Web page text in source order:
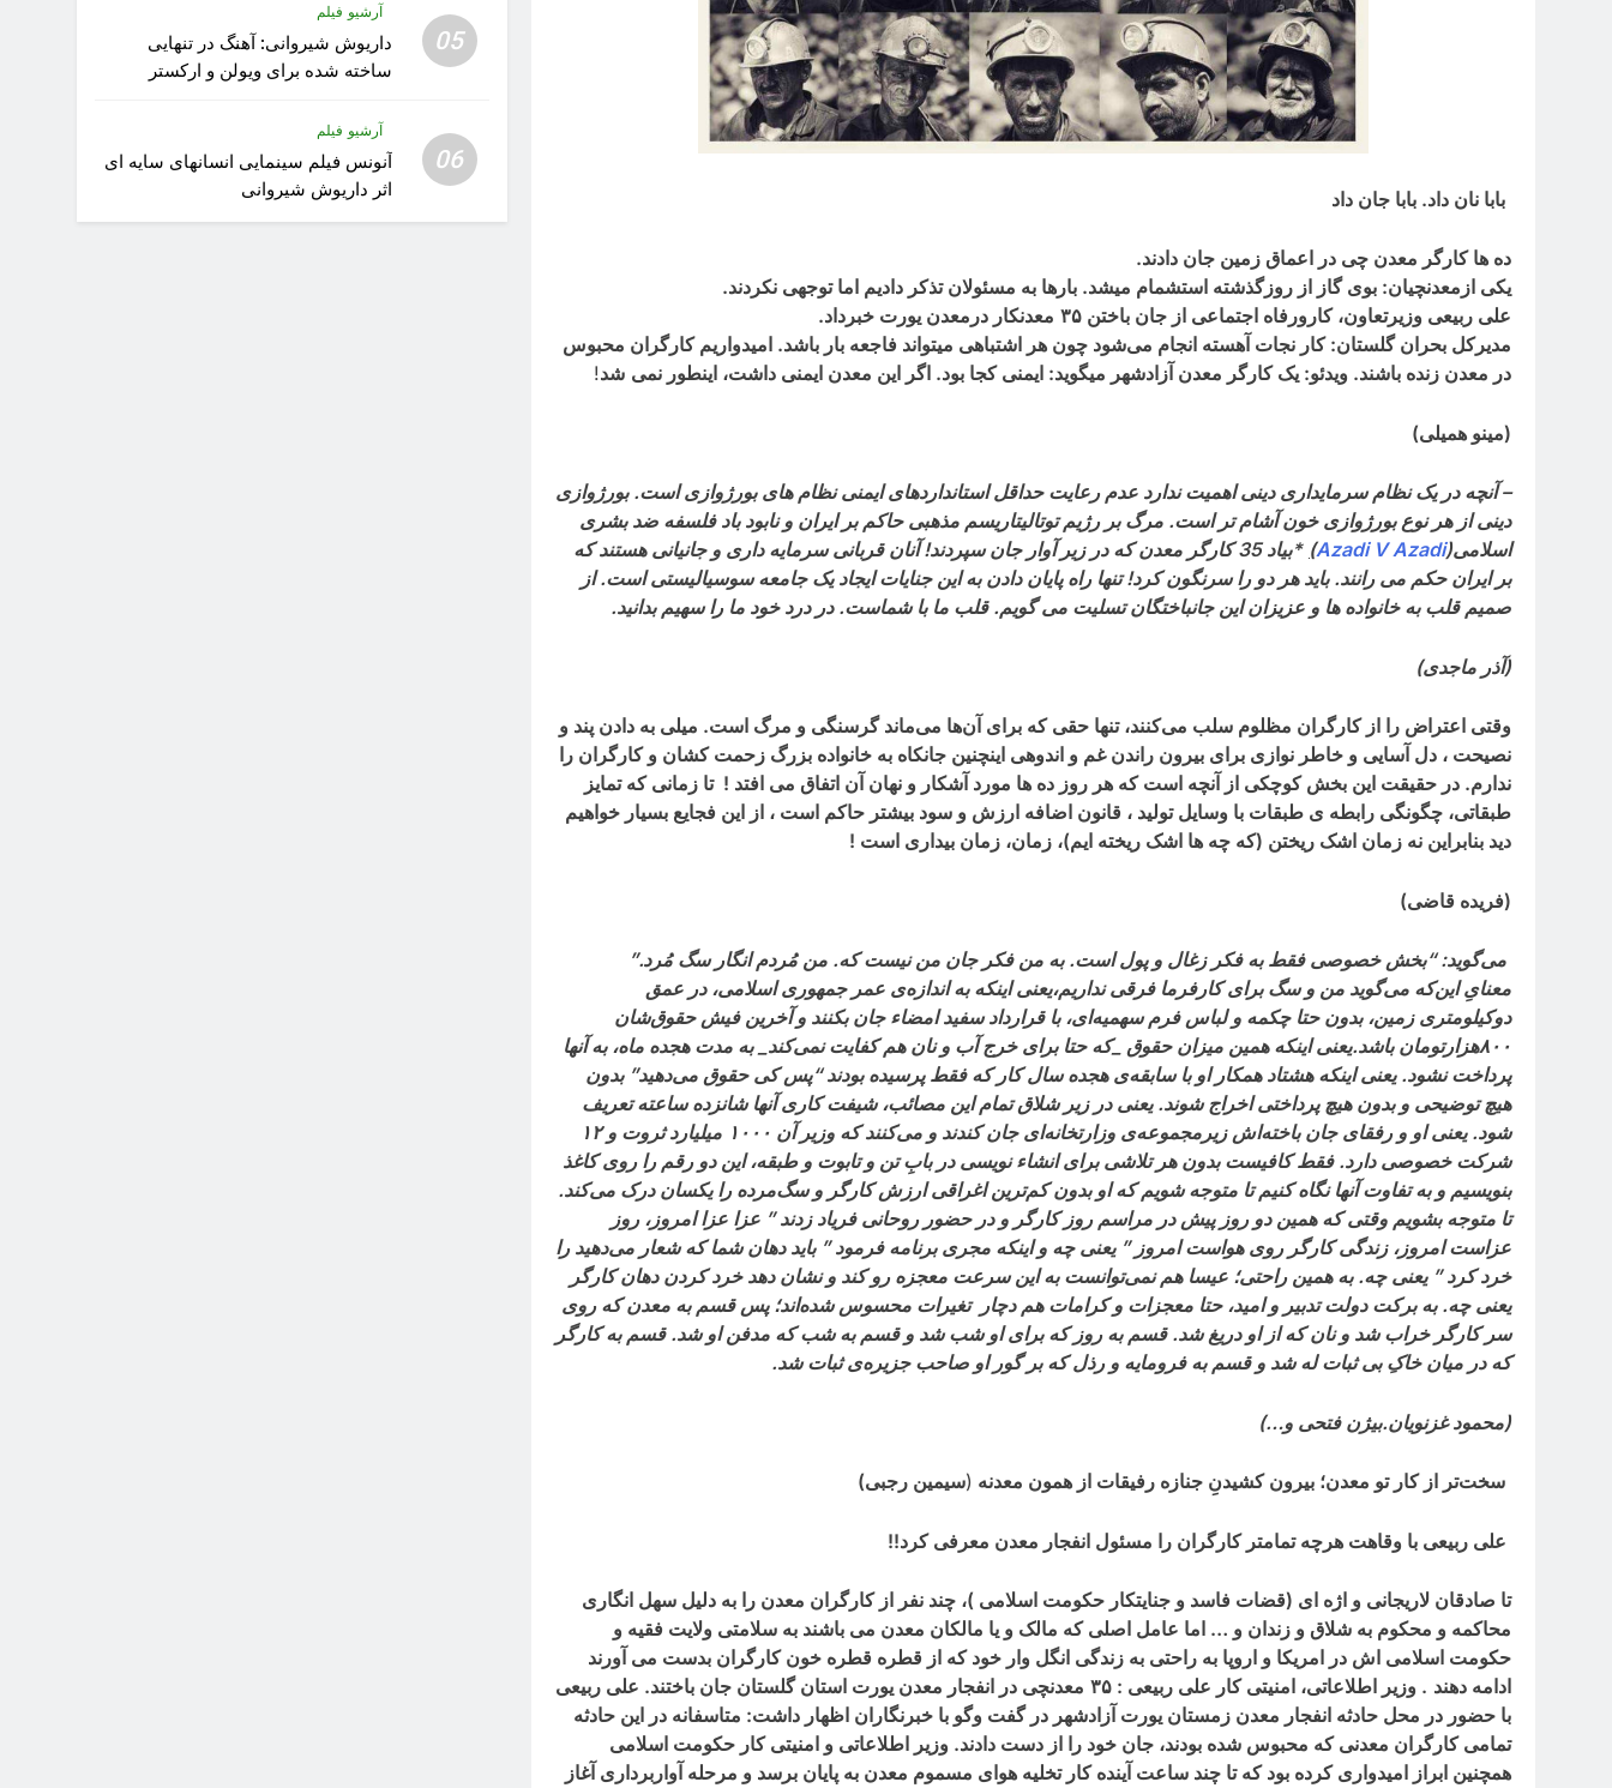
بابا نان داد. بابا جان داد
ده ها کارگر معدن چی در اعماق زمین جان دادند.
یکی ازمعدنچیان: بوی گاز از روزگذشته استشمام میشد. بارها به مسئولان تذکر دادیم اما توجهی نکرد‌ند.
علی ربیعی وزیرتعاون، کارورفاه اجتماعی از جان باختن ۳۵ معدنکار درمعدن یورت خبرداد.
مدیرکل بحران گلستان: کار نجات آهسته انجام می‌شود چون هر اشتباهی میتواند فاجعه بار باشد. امیدواریم کارگران محبوس
در معدن زنده باشند. ویدئو: یک كارگر معدن آزادشهر میگويد: ايمنى كجا بود. اگر اين معدن ايمنى داشت، اينطور نمى شد!
(مینو همیلی)
– آنچه در یک نظام سرمایداری دینی اهمیت ندارد عدم رعایت حداقل استانداردهای ایمنی نظام های بورژوازی است. بورژوازی
دینی از هر نوع بورژوازی خون آشام تر است. مرگ بر رژیم توتالیتاریسم مذهبی حاکم بر ایران و نابود باد فلسفه ضد بشری
اسلامی(Azadi V Azadi
)
*بیاد 35 کارگر معدن که در زیر آوار جان سپردند! آنان قربانی سرمایه داری و جانیانی هستند که
بر ایران حکم می رانند. باید هر دو را سرنگون کرد! تنها راه پایان دادن به این جنایات ایجاد یک جامعه سوسیالیستی است. از
صمیم قلب به خانواده ها و عزیزان این جانباختگان تسلیت می گویم. قلب ما با شماست. در درد خود ما را سهیم بدانید.
(آذر ماجدی)
وقتی اعتراض را از کارگران مظلوم سلب می‌کنند، تنها حقی که برای آن‌ها می‌ماند گرسنگی و مرگ است. میلی به دادن پند و
نصیحت ، دل آسایی و خاطر نوازی برای بیرون راندن غم و اندوهی اینچنین جانکاه به خانواده بزرگ زحمت کشان و کارگران را
ندارم. در حقیقت این بخش کوچکی از آنچه است که هر روز ده ها مورد آشکار و نهان آن اتفاق می افتد ! تا زمانی که تمایز
طبقاتی، چگونگی رابطه ی طبقات با وسایل تولید ، قانون اضافه ارزش و سود بیشتر حاکم است ، از این فجایع بسیار خواهیم
دید بنابراین نه زمان اشک ریختن (که چه ها اشک ریخته ایم)، زمان، زمان بیداری است !
(فریده قاضی)
می‌گوید: “بخش خصوصی فقط به فکر زغال و پول است. به من فکر جان من نیست که. من مُردم انگار سگ مُرد.”
معنایِ این‌که می‌گوید من و سگ برای کارفرما فرقی نداریم،یعنی اینکه به اندازه‌ی عمر جمهوری اسلامی، در عمق
دوکیلومتری زمین، بدون حتا چکمه و لباس فرم سهمیه‌ای، با قرارداد سفید امضاء جان بکنند و آخرین فیش حقوق‌شان
۸۰۰هزارتومان باشد.یعنی اینکه همین میزان حقوق _که حتا برای خرج آب و نان هم کفایت نمی‌کند_ به مدت هجده ماه، به آنها
پرداخت نشود. یعنی اینکه هشتاد همکار او با سابقه‌ی هجده سال کار که فقط پرسیده بودند “پس کی حقوق می‌دهید” بدون
هیچ توضیحی و بدون هیچ پرداختی اخراج شوند. یعنی در زیر شلاق تمام این مصائب، شیفت کاری آنها شانزده ساعته تعریف
شود. یعنی او و رفقای جان باخته‌اش زیرمجموعه‌ی وزارتخانه‌ای جان کندند و می‌کنند که وزیر آن ۱۰۰۰ میلیارد ثروت و۱۲
شرکت خصوصی دارد. فقط کافیست بدون هر تلاشی برای انشاء نویسی در بابِ تن و تابوت و طبقه، این دو رقم را روی کاغذ
بنویسیم و به تفاوت آنها نگاه کنیم تا متوجه شویم که او بدون کم‌ترین اغراقی ارزش کارگر و سگ‌مرده را یکسان درک می‌کند.
تا متوجه بشویم وقتی که همین دو روز پیش در مراسم روز کارگر و در حضور روحانی فریاد زدند ” عزا عزا امروز، روز
عزاست امروز، زندگی کارگر روی هواست امروز ” یعنی چه و اینکه مجری برنامه فرمود ” باید دهان شما که شعار می‌دهید را
خرد کرد ” یعنی چه. به همین راحتی؛ عیسا هم نمی‌توانست به این سرعت معجزه رو کند و نشان دهد خرد کردن دهان کارگر
یعنی چه. به برکت دولت تدبیر و امید، حتا معجزات و کرامات هم دچار تغیرات محسوس شده‌اند؛ پس قسم به معدن که روی
سر کارگر خراب شد و نان که از او دریغ شد. قسم به روز که برای او شب شد و قسم به شب که مدفن او شد. قسم به کارگر
که در میان خاکِ بی ثبات له شد و قسم به فرومایه و رذل که بر گور او صاحب جزیره‌ی ثبات شد.
(محمود غزنویان.بیژن فتحی و…)
سخت‌تر از کار تو معدن؛ بیرون کشیدنِ جنازه رفیقات از همون معدنه (سیمین رجبی)
علی ربیعی با وقاهت هرچه تمامتر کارگران را مسئول انفجار معدن معرفی کرد!!
تا صادقان لاریجانی و اژه ای (قضات فاسد و جنایتکار حکومت اسلامی )، چند نفر از کارگران معدن را به دلیل سهل انگاری
محاکمه و محکوم به شلاق و زندان و … اما عامل اصلی که مالک و یا مالکان معدن می باشند به سلامتی ولایت فقیه و
حکومت اسلامی اش در امریکا و اروپا به راحتی به زندگی انگل وار خود که از قطره قطره خون کارگران بدست می آورند
ادامه دهند . وزیر اطلاعاتی، امنیتی کار علی ربیعی : ۳۵ معدنچی در انفجار معدن یورت استان گلستان جان باختند. علی ربیعی
با حضور در محل حادثه انفجار معدن زمستان یورت آزادشهر در گفت وگو با خبرنگاران اظهار داشت: متاسفانه در این حادثه
تمامی کارگران معدنی که محبوس شده بودند، جان خود را از دست دادند. وزیر اطلاعاتی و امنیتی کار حکومت اسلامی
همچنین ابراز امیدواری کرده بود که تا چند ساعت آینده کار تخلیه هوای مسموم معدن به پایان برسد و مرحله آواربرداری آغاز
05
آرشیو فیلم
داریوش شیروانی: آهنگ در تنهایی
ساخته شده برای ویولن و ارکستر
06
آرشیو فیلم
آنونس فیلم سینمایی انسانهای سایه ای
اثر داریوش شیروانی